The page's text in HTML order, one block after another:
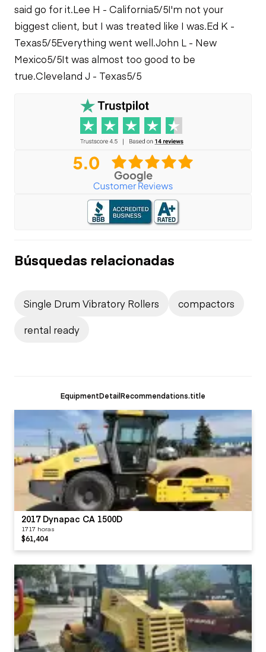
said go for it.Lee H - California5/5I'm not your
biggest client, but I was treated like I was.Ed K -
Texas5/5Everything went well.John L - New
Mexico5/5It was almost too good to be
true.Cleveland J - Texas5/5
Búsquedas relacionadas
Single Drum Vibratory Rollers
compactors
rental ready
EquipmentDetailRecommendations.title
2017 Dynapac CA 1500D
1717 horas
$61,404